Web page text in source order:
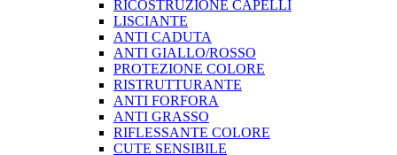
RICOSTRUZIONE CAPELLI
LISCIANTE
ANTI CADUTA
ANTI GIALLO/ROSSO
PROTEZIONE COLORE
RISTRUTTURANTE
ANTI FORFORA
ANTI GRASSO
RIFLESSANTE COLORE
CUTE SENSIBILE